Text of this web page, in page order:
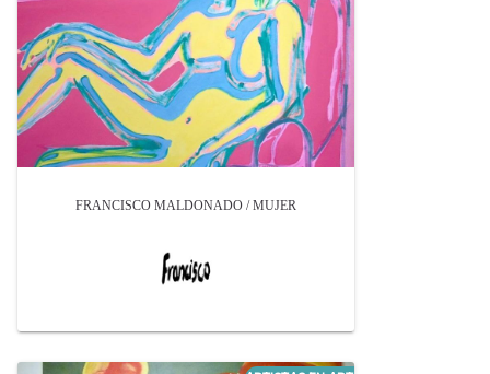
FRANCISCO MALDONADO / MUJER